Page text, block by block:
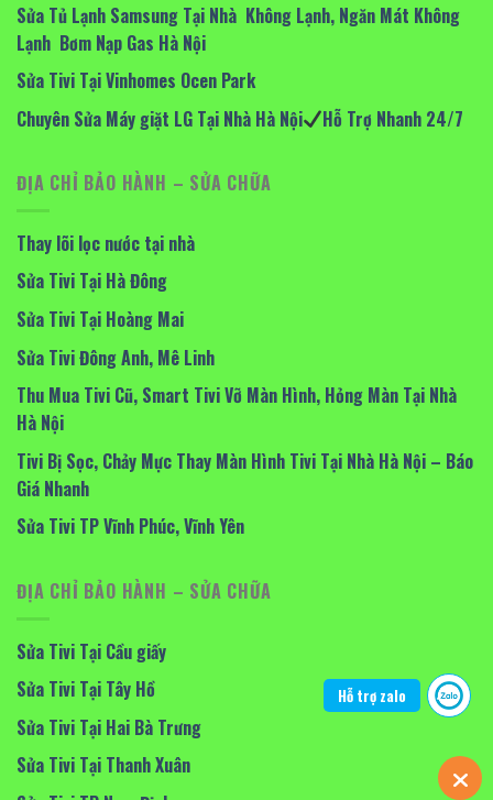
Sửa Tủ Lạnh Samsung Tại Nhà Không Lạnh, Ngăn Mát Không
Lạnh Bơm Nạp Gas Hà Nội
Sửa Tivi Tại Vinhomes Ocen Park
Chuyên Sửa Máy giặt LG Tại Nhà Hà Nội
Hỗ Trợ Nhanh 24/7
ĐỊA CHỈ BẢO HÀNH – SỬA CHỮA
Thay lõi lọc nước tại nhà
Sửa Tivi Tại Hà Đông
Sửa Tivi Tại Hoàng Mai
Sửa Tivi Đông Anh, Mê Linh
Thu Mua Tivi Cũ, Smart Tivi Vỡ Màn Hình, Hỏng Màn Tại Nhà
Hà Nội
Tivi Bị Sọc, Chảy Mực Thay Màn Hình Tivi Tại Nhà Hà Nội – Báo
Giá Nhanh
Sửa Tivi TP Vĩnh Phúc, Vĩnh Yên
ĐỊA CHỈ BẢO HÀNH – SỬA CHỮA
Sửa Tivi Tại Cầu giấy
Sửa Tivi Tại Tây Hồ
Sửa Tivi Tại Hai Bà Trưng
Sửa Tivi Tại Thanh Xuân
Hỗ trợ zalo